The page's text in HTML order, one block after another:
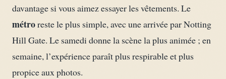
davantage si vous aimez essayer les vêtements. Le
métroreste le plus simple, avec une arrivée par Notting
Hill Gate. Le samedi donne la scène la plus animée ; en
semaine, l’expérience paraît plus respirable et plus
propice aux photos.